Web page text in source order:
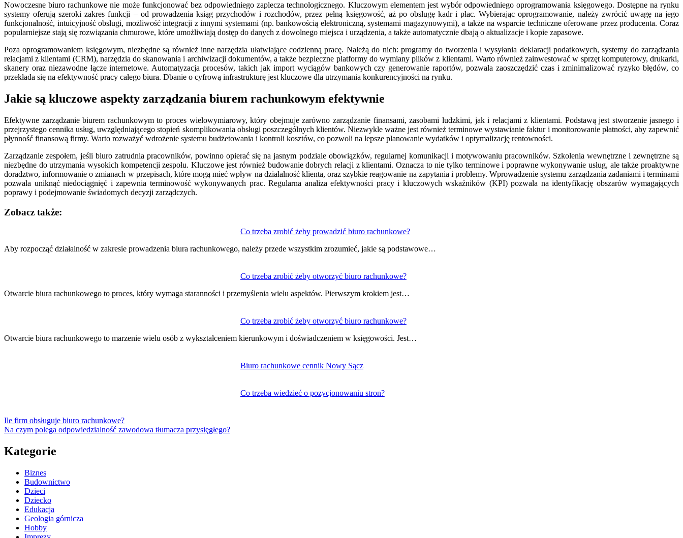
Nowoczesne biuro rachunkowe nie może funkcjonować bez odpowiedniego zaplecza technologicznego. Kluczowym elementem jest wybór odpowiedniego oprogramowania księgowego. Dostępne na rynku
systemy oferują szeroki zakres funkcji – od prowadzenia ksiąg przychodów i rozchodów, przez pełną księgowość, aż po obsługę kadr i płac. Wybierając oprogramowanie, należy zwrócić uwagę na jego
funkcjonalność, intuicyjność obsługi, możliwość integracji z innymi systemami (np. bankowością elektroniczną, systemami magazynowymi), a także na wsparcie techniczne oferowane przez producenta. Coraz
popularniejsze stają się rozwiązania chmurowe, które umożliwiają dostęp do danych z dowolnego miejsca i urządzenia, a także automatycznie dbają o aktualizacje i kopie zapasowe.
Poza oprogramowaniem księgowym, niezbędne są również inne narzędzia ułatwiające codzienną pracę. Należą do nich: programy do tworzenia i wysyłania deklaracji podatkowych, systemy do zarządzania
relacjami z klientami (CRM), narzędzia do skanowania i archiwizacji dokumentów, a także bezpieczne platformy do wymiany plików z klientami. Warto również zainwestować w sprzęt komputerowy, drukarki,
skanery oraz niezawodne łącze internetowe. Automatyzacja procesów, takich jak import wyciągów bankowych czy generowanie raportów, pozwala zaoszczędzić czas i zminimalizować ryzyko błędów, co
przekłada się na efektywność pracy całego biura. Dbanie o cyfrową infrastrukturę jest kluczowe dla utrzymania konkurencyjności na rynku.
Jakie są kluczowe aspekty zarządzania biurem rachunkowym efektywnie
Efektywne zarządzanie biurem rachunkowym to proces wielowymiarowy, który obejmuje zarówno zarządzanie finansami, zasobami ludzkimi, jak i relacjami z klientami. Podstawą jest stworzenie jasnego i
przejrzystego cennika usług, uwzględniającego stopień skomplikowania obsługi poszczególnych klientów. Niezwykle ważne jest również terminowe wystawianie faktur i monitorowanie płatności, aby zapewnić
płynność finansową firmy. Warto rozważyć wdrożenie systemu budżetowania i kontroli kosztów, co pozwoli na lepsze planowanie wydatków i optymalizację rentowności.
Zarządzanie zespołem, jeśli biuro zatrudnia pracowników, powinno opierać się na jasnym podziale obowiązków, regularnej komunikacji i motywowaniu pracowników. Szkolenia wewnętrzne i zewnętrzne są
niezbędne do utrzymania wysokich kompetencji zespołu. Kluczowe jest również budowanie dobrych relacji z klientami. Oznacza to nie tylko terminowe i poprawne wykonywanie usług, ale także proaktywne
doradztwo, informowanie o zmianach w przepisach, które mogą mieć wpływ na działalność klienta, oraz szybkie reagowanie na zapytania i problemy. Wprowadzenie systemu zarządzania zadaniami i terminami
pozwala uniknąć niedociągnięć i zapewnia terminowość wykonywanych prac. Regularna analiza efektywności pracy i kluczowych wskaźników (KPI) pozwala na identyfikację obszarów wymagających
poprawy i podejmowanie świadomych decyzji zarządczych.
Zobacz także:
Co trzeba zrobić żeby prowadzić biuro rachunkowe?
Aby rozpocząć działalność w zakresie prowadzenia biura rachunkowego, należy przede wszystkim zrozumieć, jakie są podstawowe…
Co trzeba zrobić żeby otworzyć biuro rachunkowe?
Otwarcie biura rachunkowego to proces, który wymaga staranności i przemyślenia wielu aspektów. Pierwszym krokiem jest…
Co trzeba zrobić żeby otworzyć biuro rachunkowe?
Otwarcie biura rachunkowego to marzenie wielu osób z wykształceniem kierunkowym i doświadczeniem w księgowości. Jest…
Biuro rachunkowe cennik Nowy Sącz
Co trzeba wiedzieć o pozycjonowaniu stron?
wpisu
Ile firm obsługuje biuro rachunkowe?
Na czym polega odpowiedzialność zawodowa tłumacza przysięgłego?
Kategorie
Biznes
Budownictwo
Dzieci
Dziecko
Edukacja
Geologia górnicza
Hobby